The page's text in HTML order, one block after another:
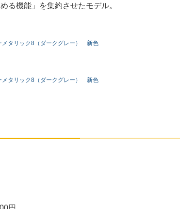
る機能」を集約させたモデル。
メタリック8（ダークグレー） 新色
メタリック8（ダークグレー） 新色